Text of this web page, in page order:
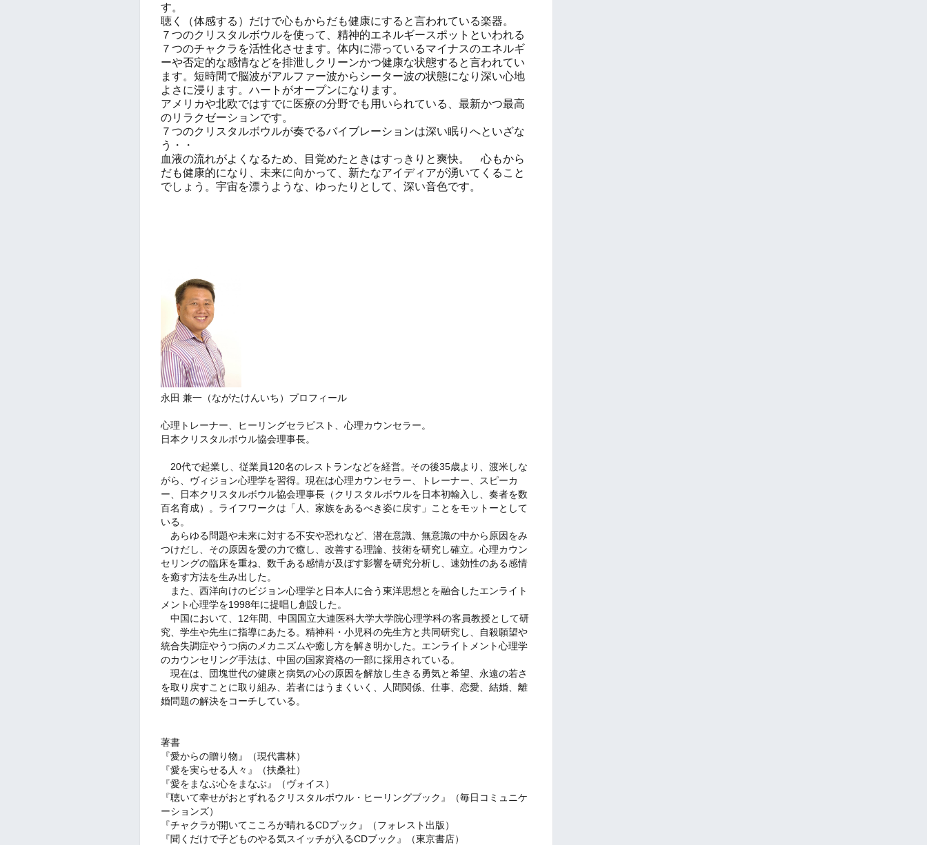
す。
聴く（体感する）だけで心もからだも健康にすると言われている楽器。
７つのクリスタルボウルを使って、精神的エネルギースポットといわれる
７つのチャクラを活性化させます。体内に滞っているマイナスのエネルギ
ーや否定的な感情などを排泄しクリーンかつ健康な状態すると言われてい
ます。短時間で脳波がアルファー波からシーター波の状態になり深い心地
よさに浸ります。ハートがオープンになります。
アメリカや北欧ではすでに医療の分野でも用いられている、最新かつ最高
のリラクゼーションです。
７つのクリスタルボウルが奏でるバイブレーションは深い眠りへといざな
う・・
血液の流れがよくなるため、目覚めたときはすっきりと爽快。 心もから
だも健康的になり、未来に向かって、新たなアイディアが湧いてくること
でしょう。 宇宙を漂うような、ゆったりとして、深い音色です。
永田 兼一（ながたけんいち）プロフィール
心理トレーナー、ヒーリングセラピスト、心理カウンセラー。
日本クリスタルボウル協会理事長。
20代で起業し、従業員120名のレストランなどを経営。その後35歳より、渡米しな
がら、ヴィジョン心理学を習得。現在は心理カウンセラー、トレーナー、スピーカ
ー、日本クリスタルボウル協会理事長（クリスタルボウルを日本初輸入し、奏者を数
百名育成）。ライフワークは「人、家族をあるべき姿に戻す」ことをモットーとして
いる。
あらゆる問題や未来に対する不安や恐れなど、潜在意識、無意識の中から原因をみ
つけだし、その原因を愛の力で癒し、改善する理論、技術を研究し確立。心理カウン
セリングの臨床を重ね、数千ある感情が及ぼす影響を研究分析し、速効性のある感情
を癒す方法を生み出した。
また、西洋向けのビジョン心理学と日本人に合う東洋思想とを融合したエンライト
メント心理学を1998年に提唱し創設した。
中国において、12年間、中国国立大連医科大学大学院心理学科の客員教授として研
究、学生や先生に指導にあたる。精神科・小児科の先生方と共同研究し、自殺願望や
統合失調症やうつ病のメカニズムや癒し方を解き明かした。エンライトメント心理学
のカウンセリング手法は、中国の国家資格の一部に採用されている。
現在は、団塊世代の健康と病気の心の原因を解放し生きる勇気と希望、永遠の若さ
を取り戻すことに取り組み、若者にはうまくいく、人間関係、仕事、恋愛、結婚、離
婚問題の解決をコーチしている。
著書
『愛からの贈り物』（現代書林）
『愛を実らせる人々』（扶桑社）
『愛をまなぶ心をまなぶ』（ヴォイス）
『聴いて幸せがおとずれるクリスタルボウル・ヒーリングブック』（毎日コミュニケ
ーションズ）
『チャクラが開いてこころが晴れるCDブック』（フォレスト出版）
『聞くだけで子どものやる気スイッチが入るCDブック』（東京書店）